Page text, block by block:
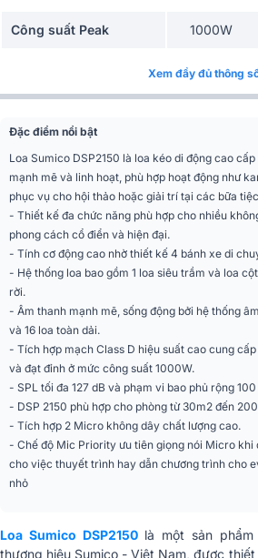
Công suất Peak 1000W
Cắm điện
Công nghệ âm thanh
Chip DSP,
class D,
Độ nhạy(SPL)
127dB
Tần số đáp tuyến 30Hz -
Số đường tiếng
Ứng dụng mở rộng
trường,
Tiện ích
Có
dây UHF,
nhiều loa
Kết nối
Bluetooth
Cổng kết nối
USB, AUX
Ắc quy 12V/12Ah
Xem đầy đủ thông
Đặc điểm nổi bật
Loa Sumico DSP2150 là loa kéo di động cao
mạnh mẽ và linh hoạt, phù hợp hoạt động như
phục vụ cho hội thảo hoặc giải trí tại các bữa
- Thiết kế đa chức năng phù hợp cho nhiều
phong cách cổ điển và hiện đại.
- Tính cơ động cao nhờ thiết kế 4 bánh xe di
- Hệ thống loa bao gồm 1 loa siêu trầm và loa
rời.
- Âm thanh mạnh mẽ, sống động bởi hệ thống
và 16 loa toàn dải.
- Tích hợp mạch Class D hiệu suất cao cung
và đạt đỉnh ở mức công suất 1000W.
- SPL tối đa 127 dB và phạm vi bao phủ rộng
- DSP 2150 phù hợp cho phòng từ 30m2 đến
- Tích hợp 2 Micro không dây chất lượng cao.
- Chế độ Mic Priority ưu tiên giọng nói Micro khi
cho việc thuyết trình hay dẫn chương trình cho
nhỏ
Loa Sumico DSP2150là một sản phẩm
thương hiệu Sumico - Việt Nam, được